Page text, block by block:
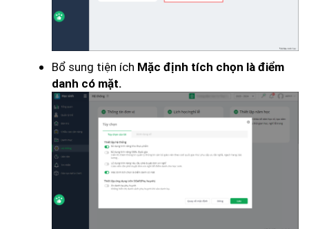
Bổ sung tiện ích Mặc định tích chọn là điểm
danh có mặt.